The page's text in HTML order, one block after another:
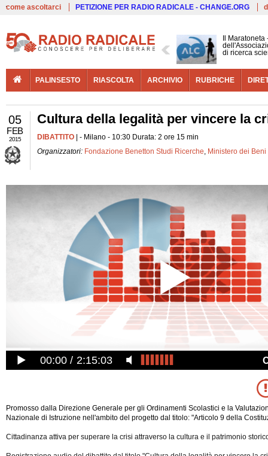
come ascoltarci PETIZIONE PER RADIO RADICALE - CHANGE.ORG
Il
di ricerca
PALINSESTO RIASCOLTA ARCHIVIO RUBRICHE
05
FEB
2015
Cultura della legalità per vincere la
DIBATTITO | - Milano - 10:30 Durata: 2 ore 15 min
Organizzatori: Fondazione Benetton Studi Ricerche, Ministero dei
00:00 2:15:03
Promosso dalla Direzione Generale per gli Ordinamenti Scolastici e la
Nazionale di Istruzione nell'ambito del progetto dal titolo: "Articolo 9 della
Cittadinanza attiva per superare la crisi attraverso la cultura e il patrimonio